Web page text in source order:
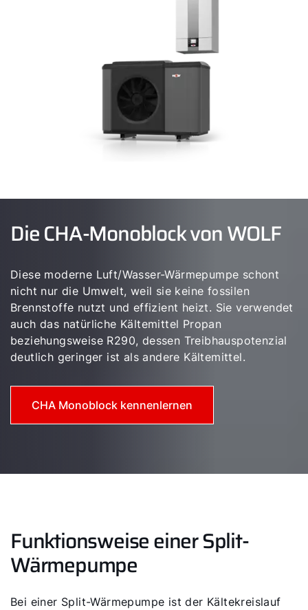
Die CHA-Monoblock von WOLF
Diese moderne Luft/Wasser-Wärmepumpe schont
nicht nur die Umwelt, weil sie keine fossilen
Brennstoffe nutzt und effizient heizt. Sie verwendet
auch das natürliche Kältemittel Propan
beziehungsweise R290, dessen Treibhauspotenzial
deutlich geringer ist als andere Kältemittel.
CHA Monoblock kennenlernen
Funktionsweise einer Split-
Wärmepumpe
Bei einer Split-Wärmepumpe ist der Kältekreislauf